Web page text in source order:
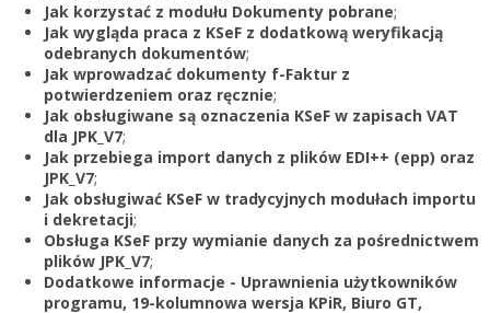
Jak korzystać z modułu Dokumenty pobrane;
Jak wygląda praca z KSeF z dodatkową weryfikacją
odebranych dokumentów;
Jak wprowadzać dokumenty f-Faktur z
potwierdzeniem oraz ręcznie;
Jak obsługiwane są oznaczenia KSeF w zapisach VAT
dla JPK_V7;
Jak przebiega import danych z plików EDI++ (epp) oraz
JPK_V7;
Jak obsługiwać KSeF w tradycyjnych modułach importu
i dekretacji;
Obsługa KSeF przy wymianie danych za pośrednictwem
plików JPK_V7;
Dodatkowe informacje - Uprawnienia użytkowników
programu, 19-kolumnowa wersja KPiR, Biuro GT,